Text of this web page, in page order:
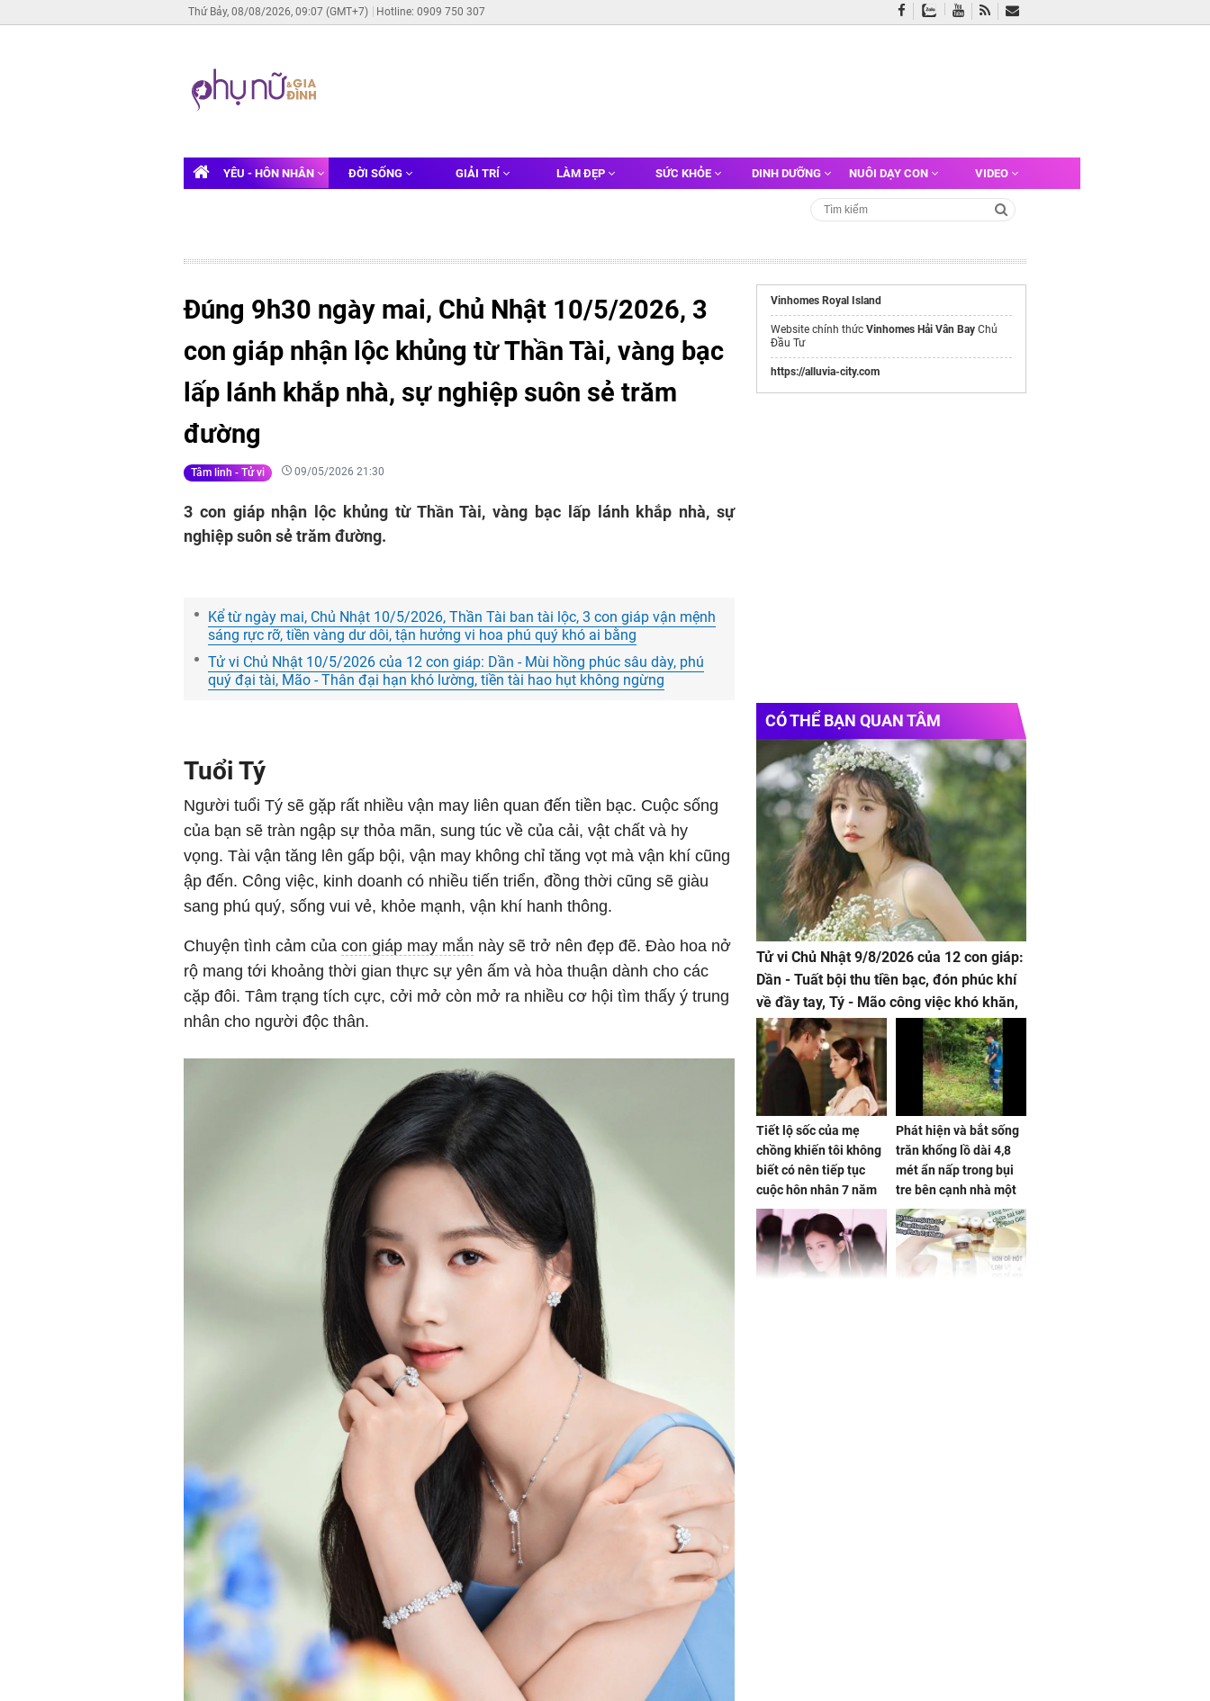
Thứ Bảy, 08/08/2026, 09:07 (GMT+7) Hotline: 0909 750 307
YÊU - HÔN NHÂN ĐỜI SỐNG GIẢI TRÍ LÀM ĐẸP SỨC KHỎE DINH DƯỠNG NUÔI DẠY CON VIDEO
Đúng 9h30 ngày mai, Chủ Nhật 10/5/2026, 3
con giáp nhận lộc khủng từ Thần Tài, vàng bạc
lấp lánh khắp nhà, sự nghiệp suôn sẻ trăm
đường
Tâm linh - Tử vi 09/05/2026 21:30
3 con giáp nhận lộc khủng từ Thần Tài, vàng bạc lấp lánh khắp nhà, sự
nghiệp suôn sẻ trăm đường.
Kể từ ngày mai, Chủ Nhật 10/5/2026, Thần Tài ban tài lộc, 3 con giáp vận mệnh
sáng rực rỡ, tiền vàng dư dôi, tận hưởng vi hoa phú quý khó ai bằng
Tử vi Chủ Nhật 10/5/2026 của 12 con giáp: Dần - Mùi hồng phúc sâu dày, phú
quý đại tài, Mão - Thân đại hạn khó lường, tiền tài hao hụt không ngừng
Tuổi Tý
Người tuổi Tý sẽ gặp rất nhiều vận may liên quan đến tiền bạc. Cuộc sống
của bạn sẽ tràn ngập sự thỏa mãn, sung túc về của cải, vật chất và hy
vọng. Tài vận tăng lên gấp bội, vận may không chỉ tăng vọt mà vận khí cũng
ập đến. Công việc, kinh doanh có nhiều tiến triển, đồng thời cũng sẽ giàu
sang phú quý, sống vui vẻ, khỏe mạnh, vận khí hanh thông.
Chuyện tình cảm của con giáp may mắn này sẽ trở nên đẹp đẽ. Đào hoa nở
rộ mang tới khoảng thời gian thực sự yên ấm và hòa thuận dành cho các
cặp đôi. Tâm trạng tích cực, cởi mở còn mở ra nhiều cơ hội tìm thấy ý trung
nhân cho người độc thân.
Vinhomes Royal Island
Website chính thức Vinhomes Hải Vân Bay Chủ
Đầu Tư
https://alluvia-city.com
CÓ THỂ BẠN QUAN TÂM
Tử vi Chủ Nhật 9/8/2026 của 12 con giáp:
Dần - Tuất bội thu tiền bạc, đón phúc khí
về đầy tay, Tý - Mão công việc khó khăn,
tiền bạc đội nón ra đi
Tiết lộ sốc của mẹ
chồng khiến tôi không
biết có nên tiếp tục
cuộc hôn nhân 7 năm
nữa hay không
Phát hiện và bắt sống
trăn khổng lồ dài 4,8
mét ẩn nấp trong bụi
tre bên cạnh nhà một
cụ bà